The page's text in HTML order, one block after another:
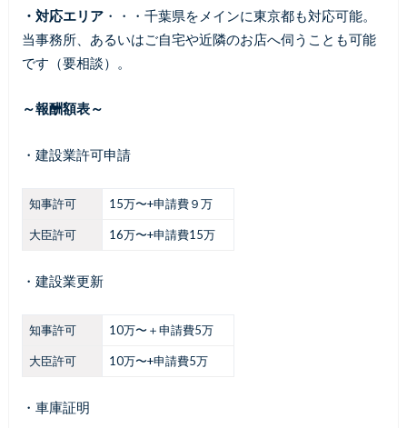
・対応エリア・・・千葉県をメインに東京都も対応可能。
当事務所、あるいはご自宅や近隣のお店へ伺うことも可能
です（要相談）。
～報酬額表～
・建設業許可申請
知事許可 15万〜+申請費９万
大臣許可 16万〜+申請費15万
・建設業更新
知事許可 10万〜＋申請費5万
大臣許可 10万〜+申請費5万
・車庫証明